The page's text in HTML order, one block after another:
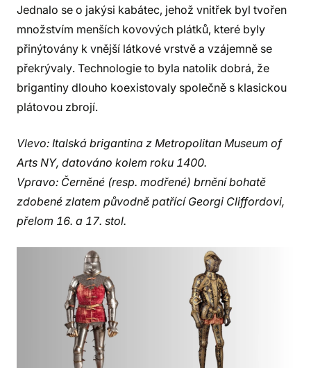
Jednalo se o jakýsi kabátec, jehož vnitřek byl tvořen
množstvím menších kovových plátků, které byly
přinýtovány k vnější látkové vrstvě a vzájemně se
překrývaly. Technologie to byla natolik dobrá, že
brigantiny dlouho koexistovaly společně s klasickou
plátovou zbrojí.
Vlevo: Italská brigantina z Metropolitan Museum of
Arts NY, datováno kolem roku 1400.
Vpravo: Černěné (resp. modřené) brnění bohatě
zdobené zlatem původně patřící Georgi Cliffordovi,
přelom 16. a 17. stol.